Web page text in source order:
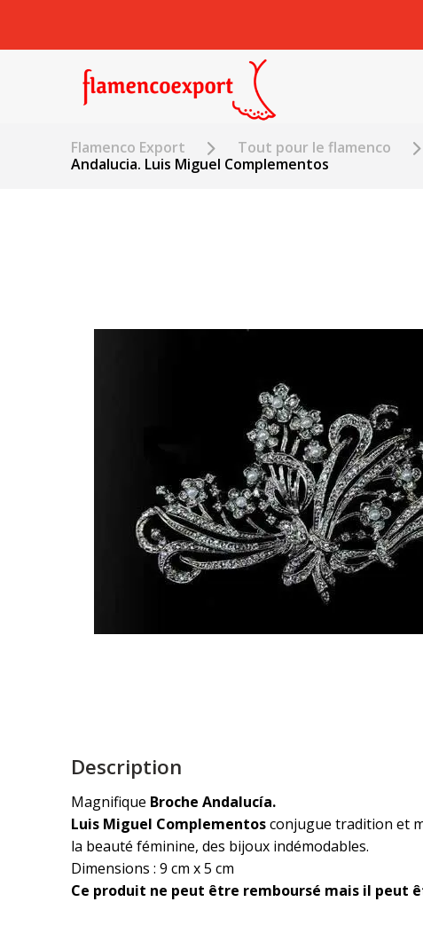
Flamenco Export Tout pour le flamenco
Andalucia. Luis Miguel Complementos
Description
Magnifique Broche Andalucía.
Luis Miguel Complementosconjugue tradition et
la beauté féminine, des bijoux indémodables.
Dimensions : 9 cm x 5 cm
Ce produit ne peut être remboursé mais il peut